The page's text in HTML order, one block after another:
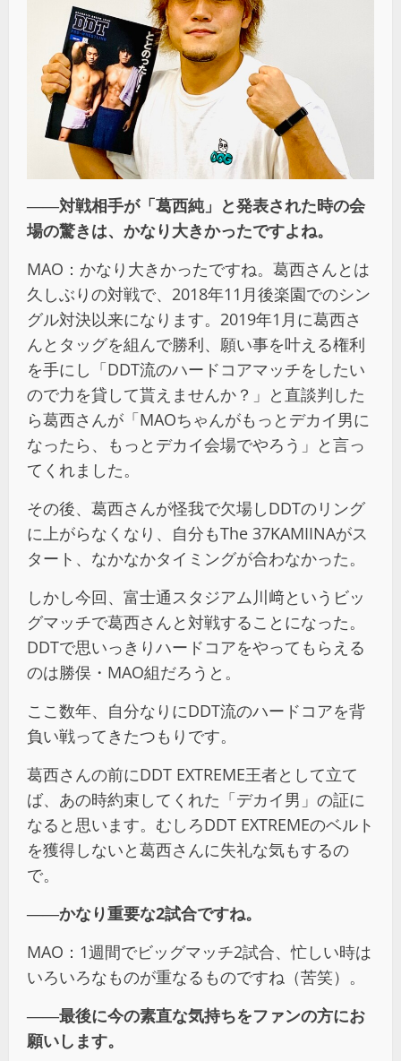
――対戦相手が「葛西純」と発表された時の会
場の驚きは、かなり大きかったですよね。
MAO：かなり大きかったですね。葛西さんとは
久しぶりの対戦で、2018年11月後楽園でのシン
グル対決以来になります。2019年1月に葛西さ
んとタッグを組んで勝利、願い事を叶える権利
を手にし「DDT流のハードコアマッチをしたい
ので力を貸して貰えませんか？」と直談判した
ら葛西さんが「MAOちゃんがもっとデカイ男に
なったら、もっとデカイ会場でやろう」と言っ
てくれました。
その後、葛西さんが怪我で欠場しDDTのリング
に上がらなくなり、自分もThe 37KAMIINAがス
タート、なかなかタイミングが合わなかった。
しかし今回、富士通スタジアム川﨑というビッ
グマッチで葛西さんと対戦することになった。
DDTで思いっきりハードコアをやってもらえる
のは勝俣・MAO組だろうと。
ここ数年、自分なりにDDT流のハードコアを背
負い戦ってきたつもりです。
葛西さんの前にDDT EXTREME王者として立て
ば、あの時約束してくれた「デカイ男」の証に
なると思います。むしろDDT EXTREMEのベルト
を獲得しないと葛西さんに失礼な気もするの
で。
――かなり重要な2試合ですね。
MAO：1週間でビッグマッチ2試合、忙しい時は
いろいろなものが重なるものですね（苦笑）。
――最後に今の素直な気持ちをファンの方にお
願いします。